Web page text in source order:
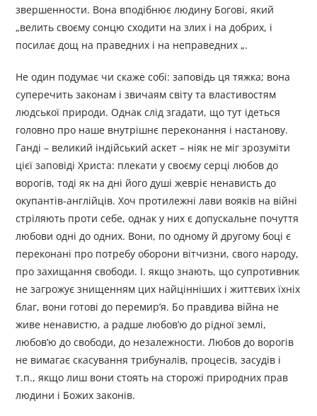
звершенности. Вона вподібнює людину Богові, який
„велить своєму сонцю сходити на злих і на добрих, і
посилає дощ на праведних і на неправедних „.
Не один подумає чи скаже собі: заповідь ця тяжка; вона
суперечить законам і звичаям світу та властивостям
людської природи. Однак слід згадати, що тут ідеться
головно про наше внутрішнє переконання і настанову.
Ганді – великий індійський аскет – ніяк не міг зрозуміти
цієї заповіді Христа: плекати у своєму серці любов до
ворогів, тоді як на дні його душі жевріє ненависть до
окупантів-англійців. Хоч протилежні лави вояків на війні
стріляють проти себе, однак у них є допускальне почуття
любови одні до одних. Вони, по одному й другому боці є
переконані про потребу оборони вітчизни, свого народу,
про захищання свободи. І. якщо знають, що супротивник
не загрожує знищенням цих найцінніших і життєвих їхніх
благ, вони готові до перемир’я. Бо правдива війна не
живе ненавистю, а радше любов’ю до рідної землі,
любов’ю до свободи, до незалежности. Любов до ворогів
не вимагає скасування трибуналів, процесів, засудів і
т.п., якщо лиш вони стоять на сторожі природних прав
людини і Божих законів.